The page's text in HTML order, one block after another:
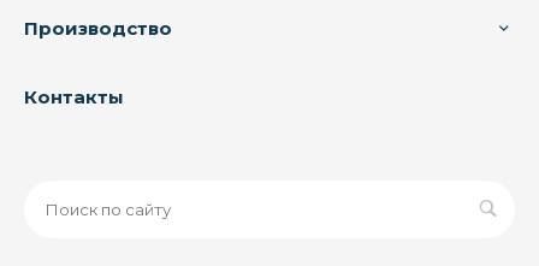
Производство
Контакты